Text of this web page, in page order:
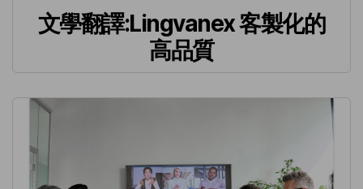
文學翻譯:Lingvanex 客製化的
高品質